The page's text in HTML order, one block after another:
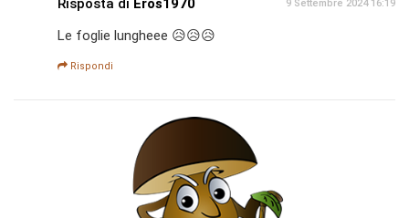
Risposta di Eros1970 9 Settembre 2024 16:19
Le foglie lungheee 😥😥😥
Rispondi